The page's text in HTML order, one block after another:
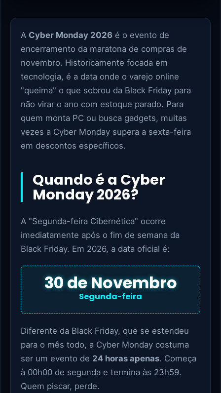
A Cyber Monday 2026 é o evento de
encerramento da maratona de compras de
novembro. Historicamente focada em
tecnologia, é a data onde o varejo online
"queima" o que sobrou da Black Friday para
não virar o ano com estoque parado. Para
quem monta PC ou busca gadgets, muitas
vezes a Cyber Monday supera a sexta-feira
em descontos específicos.
Quando é a Cyber
Monday 2026?
A "Segunda-feira Cibernética" ocorre
imediatamente após o fim de semana da
Black Friday. Em 2026, a data oficial é:
30 de Novembro
Segunda-feira
Diferente da Black Friday, que se estendeu
para o mês todo, a Cyber Monday costuma
ser um evento de 24 horas apenas. Começa
à 00h00 de segunda e termina às 23h59.
Quem piscar, perde.